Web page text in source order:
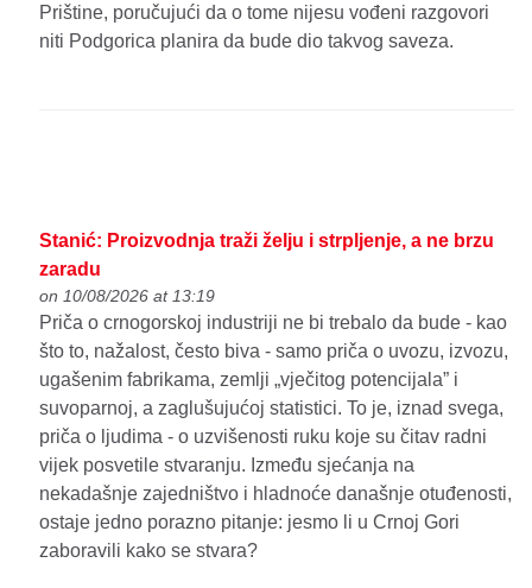
Prištine, poručujući da o tome nijesu vođeni razgovori
niti Podgorica planira da bude dio takvog saveza.
Stanić: Proizvodnja traži želju i strpljenje, a ne brzu
zaradu
on 10/08/2026 at 13:19
Priča o crnogorskoj industriji ne bi trebalo da bude - kao
što to, nažalost, često biva - samo priča o uvozu, izvozu,
ugašenim fabrikama, zemlji „vječitog potencijala” i
suvoparnoj, a zaglušujućoj statistici. To je, iznad svega,
priča o ljudima - o uzvišenosti ruku koje su čitav radni
vijek posvetile stvaranju. Između sjećanja na
nekadašnje zajedništvo i hladnoće današnje otuđenosti,
ostaje jedno porazno pitanje: jesmo li u Crnoj Gori
zaboravili kako se stvara?